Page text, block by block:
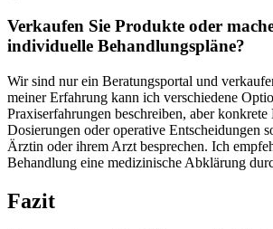
Verkaufen Sie Produkte oder
individuelle Behandlungspläne?
Wir sind⁣ nur ein Beratungsportal und
meiner Erfahrung kann ich verschiedene
Praxiserfahrungen​ beschreiben, aber konkrete
Dosierungen oder operative Entscheidungen
Ärztin oder​ ihrem‍ Arzt besprechen. Ich⁣
Behandlung eine medizinische Abklärung
Fazit